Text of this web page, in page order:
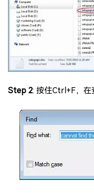
Step 2: 按住Ctrl+F，在